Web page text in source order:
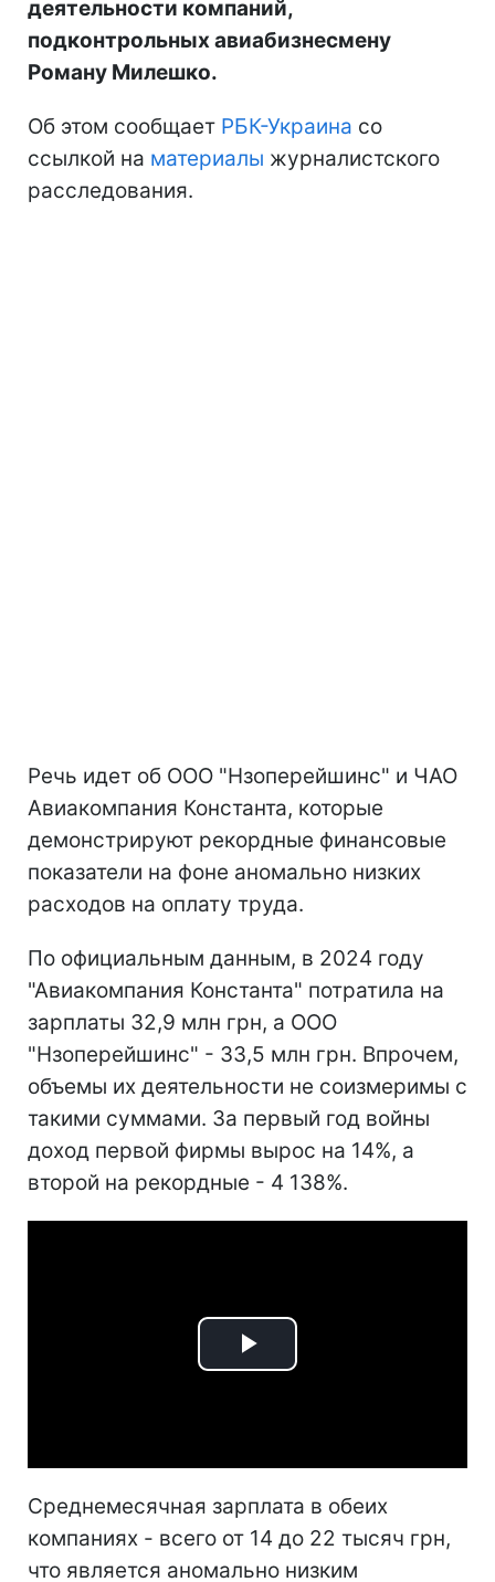
деятельности компаний,
подконтрольных авиабизнесмену
Роману Милешко.
Об этом сообщает РБК-Украина со
ссылкой на материалы журналистского
расследования.
Речь идет об ООО "Нзоперейшинс" и ЧАО
Авиакомпания Константа, которые
демонстрируют рекордные финансовые
показатели на фоне аномально низких
расходов на оплату труда.
По официальным данным, в 2024 году
"Авиакомпания Константа" потратила на
зарплаты 32,9 млн грн, а ООО
"Нзоперейшинс" - 33,5 млн грн. Впрочем,
объемы их деятельности не соизмеримы с
такими суммами. За первый год войны
доход первой фирмы вырос на 14%, а
второй на рекордные - 4 138%.
Play
Среднемесячная зарплата в обеих
компаниях - всего от 14 до 22 тысяч грн,
что является аномально низким